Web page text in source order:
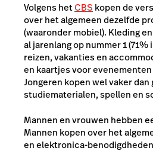
Volgens hetCBS kopen de
over het algemeen dezelfde
(waaronder mobiel). Kleding
al jarenlang op nummer 1 (71%
reizen, vakanties en
en kaartjes voor evenementen
Jongeren kopen wel vaker dan
studiematerialen, spellen en
Mannen en vrouwen hebben
Mannen kopen over het
en elektronica-